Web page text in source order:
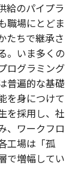
給のパイプラ
職場にとどま
たちで継承さ
。いま多くの
ログラミング
普遍的な基礎
を身につけて
を採用し、社
、ワークフロ
工場は「孤
で増幅してい